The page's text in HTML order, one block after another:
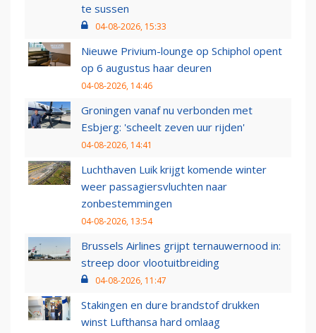
te sussen
04-08-2026, 15:33
Nieuwe Privium-lounge op Schiphol opent
op 6 augustus haar deuren
04-08-2026, 14:46
Groningen vanaf nu verbonden met
Esbjerg: 'scheelt zeven uur rijden'
04-08-2026, 14:41
Luchthaven Luik krijgt komende winter
weer passagiersvluchten naar
zonbestemmingen
04-08-2026, 13:54
Brussels Airlines grijpt ternauwernood in:
streep door vlootuitbreiding
04-08-2026, 11:47
Stakingen en dure brandstof drukken
winst Lufthansa hard omlaag